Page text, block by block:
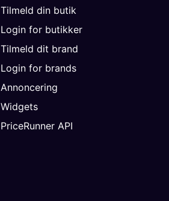
Tilmeld din butik
Login for butikker
Tilmeld dit brand
Login for brands
Annoncering
Widgets
PriceRunner API